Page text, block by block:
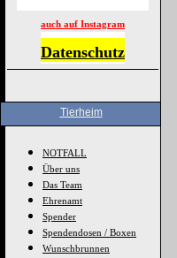
auch auf Instagram
Datenschutz
Tierheim
NOTFALL
Über uns
Das Team
Ehrenamt
Spender
Spendendosen / Boxen
Wunschbrunnen